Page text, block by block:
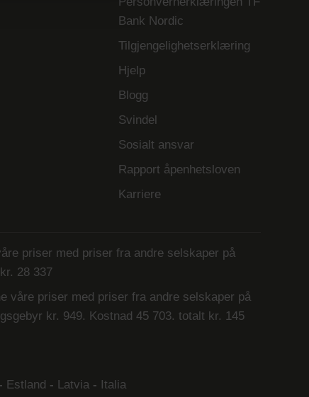
Bank Nordic
Tilgjengelighetserklæring
Hjelp
Blogg
Svindel
Sosialt ansvar
Rapport åpenhetsloven
Karriere
priser med priser fra andre selskaper på
28 337
våre priser med priser fra andre selskaper på
kr. 949. Kostnad 45 703. totalt kr. 145
- Estland - Latvia - Italia